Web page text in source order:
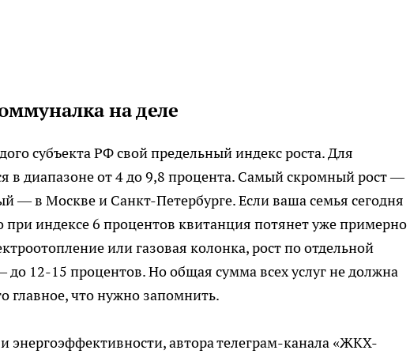
на деле
субъекта РФ свой предельный индекс роста. Для
в диапазоне от 4 до 9,8 процента. Самый скромный рост —
— в Москве и Санкт-Петербурге. Если ваша семья сегодня
при индексе 6 процентов квитанция потянет уже примерно
или газовая колонка, рост по отдельной
12-15 процентов. Но общая сумма всех услуг не должна
главное, что нужно запомнить.
энергоэффективности, автора телеграм-канала «ЖКХ-